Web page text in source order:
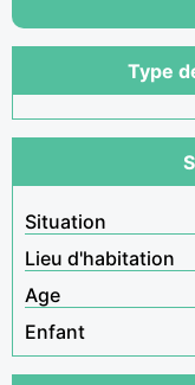
Type
Situation
Lieu d'habitation
Age
Enfant